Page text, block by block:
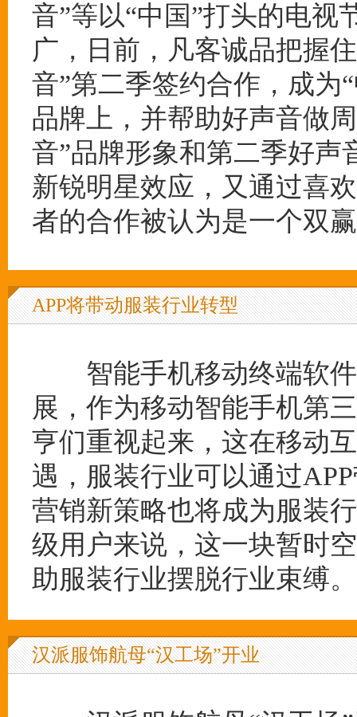
音”等以“中国”打头的电视
广，日前，凡客诚品把握
音”第二季签约合作，成为
品牌上，并帮助好声音做
音”品牌形象和第二季好声
新锐明星效应，又通过喜
者的合作被认为是一个双
APP将带动服装行业转型
智能手机移动终端软件
展，作为移动智能手机第
亨们重视起来，这在移动
遇，服装行业可以通过
营销新策略也将成为服装
级用户来说，这一块暂时
助服装行业摆脱行业束缚。
汉派服饰航母“汉工场”开业